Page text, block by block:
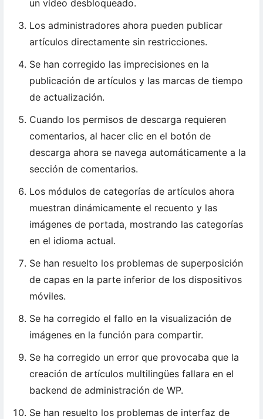
un vídeo desbloqueado.
Los administradores ahora pueden publicar
artículos directamente sin restricciones.
Se han corregido las imprecisiones en la
publicación de artículos y las marcas de tiempo
de actualización.
Cuando los permisos de descarga requieren
comentarios, al hacer clic en el botón de
descarga ahora se navega automáticamente a la
sección de comentarios.
Los módulos de categorías de artículos ahora
muestran dinámicamente el recuento y las
imágenes de portada, mostrando las categorías
en el idioma actual.
Se han resuelto los problemas de superposición
de capas en la parte inferior de los dispositivos
móviles.
Se ha corregido el fallo en la visualización de
imágenes en la función para compartir.
Se ha corregido un error que provocaba que la
creación de artículos multilingües fallara en el
backend de administración de WP.
Se han resuelto los problemas de interfaz de